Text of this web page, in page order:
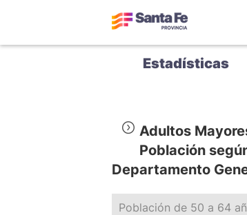
Estadísticas
Adultos
Población
Departamento
Población de 50 a 64